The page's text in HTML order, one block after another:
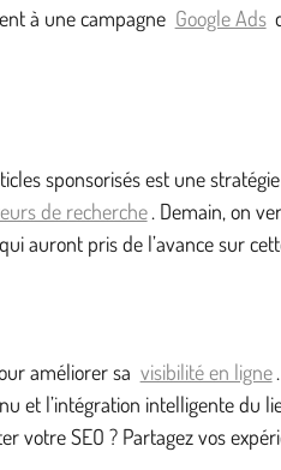
à une campagne Google Ads
sponsorisés est une
de recherche . Demain, on
auront pris de l’avance sur
améliorer sa visibilité en ligne
l’intégration intelligente du
votre SEO ? Partagez vos